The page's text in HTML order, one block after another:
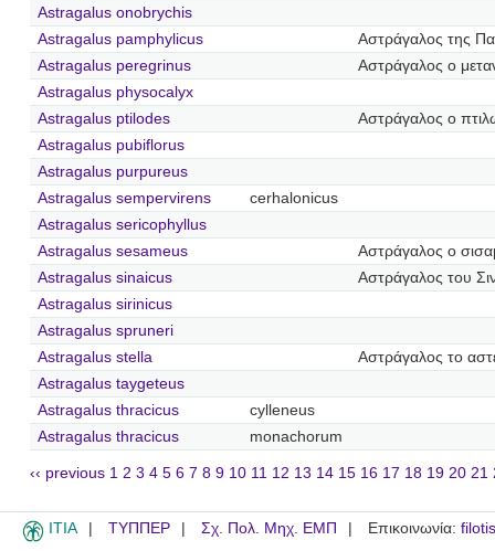
Astragalus onobrychis
Astragalus pamphylicus
Αστράγαλος της
Astragalus peregrinus
Αστράγαλος ο
Astragalus physocalyx
Astragalus ptilodes
Αστράγαλος ο
Astragalus pubiflorus
Astragalus purpureus
Astragalus sempervirens
cerhalonicus
Astragalus sericophyllus
Astragalus sesameus
Αστράγαλος ο
Astragalus sinaicus
Αστράγαλος του
Astragalus sirinicus
Astragalus spruneri
Astragalus stella
Αστράγαλος το
Astragalus taygeteus
Astragalus thracicus
cylleneus
Astragalus thracicus
monachorum
‹‹ previous 1 2 3 4 5 6 7 8 9 10 11 12 13 14 15 16 17 18 19 20 21
ITIA ΤΥΠΠΕΡ Σχ. Πολ. Μηχ. ΕΜΠ Επικοινωνία: